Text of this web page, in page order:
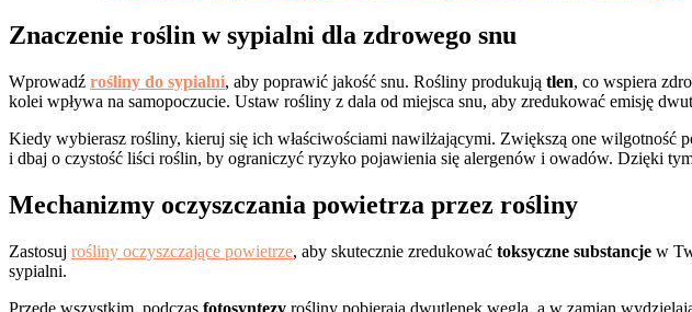
Znaczenie roślin w sypialni dla zdrowego snu
Wprowadź rośliny do sypialni, aby poprawić jakość snu. Rośliny produkują tlen, co wspiera
kolei wpływa na samopoczucie. Ustaw rośliny z dala od miejsca snu, aby zredukować emisję
Kiedy wybierasz rośliny, kieruj się ich właściwościami nawilżającymi. Zwiększą one
i dbaj o czystość liści roślin, by ograniczyć ryzyko pojawienia się alergenów i owadów. Dzięki
Mechanizmy oczyszczania powietrza przez rośliny
Zastosuj rośliny oczyszczające powietrze, aby skutecznie zredukować toksyczne substancje w
sypialni.
Przede wszystkim, podczas fotosyntezy rośliny pobierają dwutlenek węgla, a w zamian